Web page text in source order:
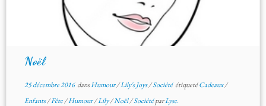
Noël
25 décembre 2016dansHumour/Lily's Joys/Société étiquetéCadeaux/
Enfants/Fête/Humour/Lily/Noël/SociétéparLyse.